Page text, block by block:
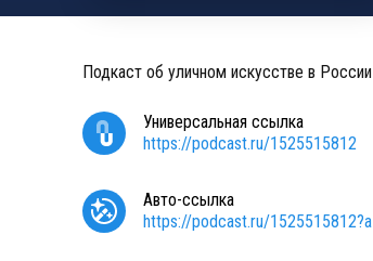
Подкаст об уличном искусстве в России
Универсальная ссылка
https://podcast.ru/1525515812
Авто-ссылка
https://podcast.ru/1525515812?a